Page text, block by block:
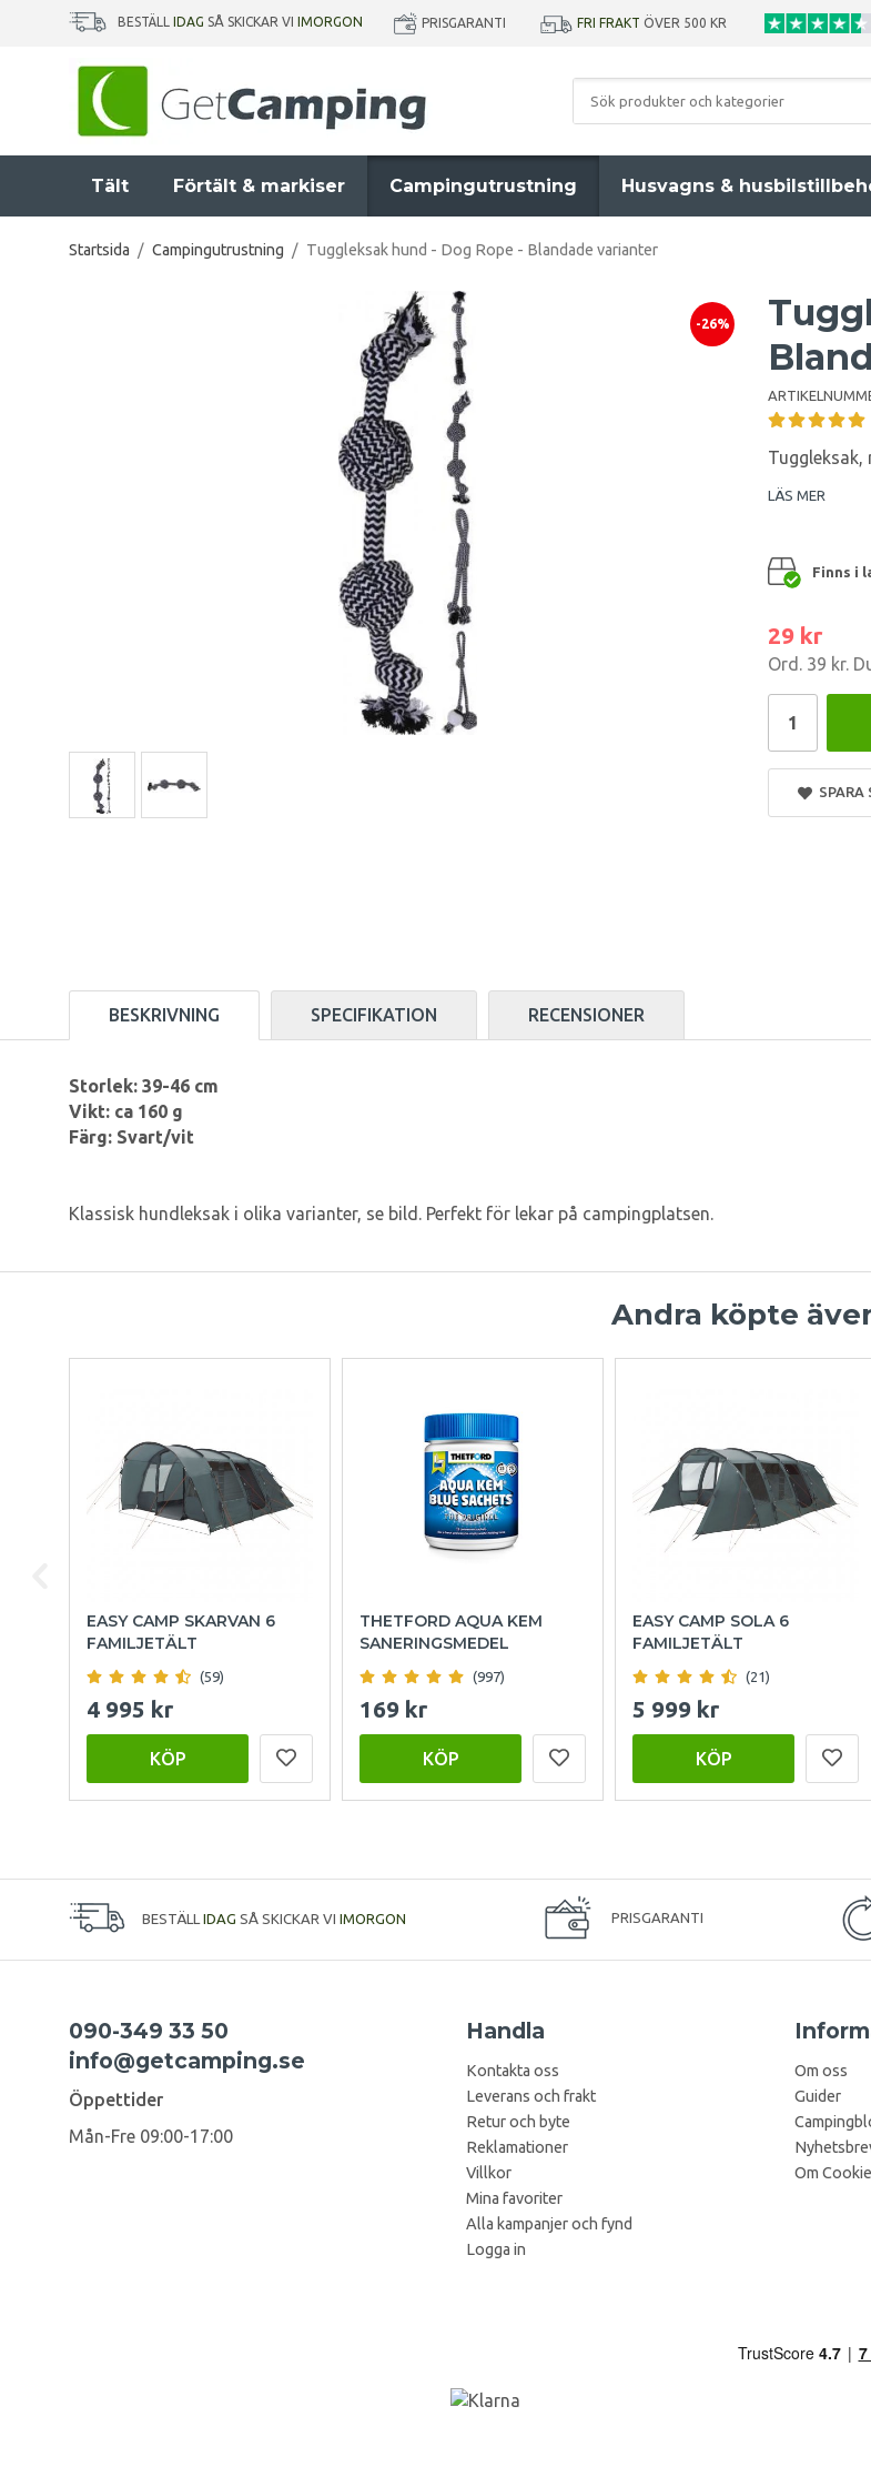
BESTÄLL IDAG SÅ SKICKAR VI IMORGON PRISGARANTI FRI FRAKT ÖVER 500 KR
Tält Förtält & markiser Campingutrustning Husvagns &
Startsida / Campingutrustning / Tuggleksak hund - Dog Rope - Blandade varianter
-26%
Tuggleksak,
LÄS MER
Finns i
29 kr
Ord. 39 kr.
SPARA
BESKRIVNING SPECIFIKATION RECENSIONER
Storlek: 39-46 cm
Vikt: ca 160 g
Färg: Svart/vit
Klassisk hundleksak i olika varianter, se bild. Perfekt för lekar på campingplatsen.
Andra köpte
EASY CAMP SKARVAN 6
FAMILJETÄLT
(59)
4 995 kr
KÖP
THETFORD AQUA KEM
SANERINGSMEDEL
(997)
169 kr
KÖP
EASY CAMP SOLA 6
FAMILJETÄLT
(21)
5 999 kr
KÖP
BESTÄLL IDAG SÅ SKICKAR VI IMORGON PRISGARANTI
090-349 33 50
info@getcamping.se
Öppettider
Mån-Fre 09:00-17:00
Handla
Kontakta oss
Leverans och frakt
Retur och byte
Reklamationer
Villkor
Mina favoriter
Alla kampanjer och fynd
Logga in
Om oss
Guider
Om